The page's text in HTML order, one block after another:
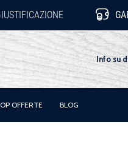
Info su
OFFERTE BLOG